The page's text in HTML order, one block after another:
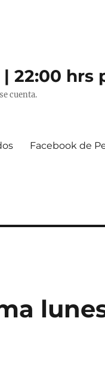
22:00
cuenta.
Facebook de